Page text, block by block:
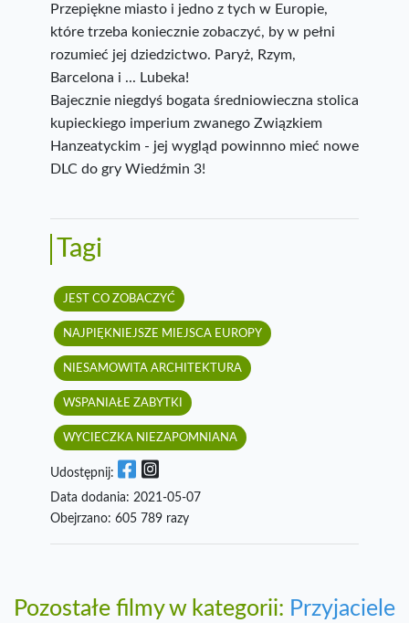
Przepiękne miasto i jedno z tych w Europie,
które trzeba koniecznie zobaczyć, by w pełni
rozumieć jej dziedzictwo. Paryż, Rzym,
Barcelona i ... Lubeka!
Bajecznie niegdyś bogata średniowieczna stolica
kupieckiego imperium zwanego Związkiem
Hanzeatyckim - jej wygląd powinnno mieć nowe
DLC do gry Wiedźmin 3!
Tagi
JEST CO ZOBACZYĆ
NAJPIĘKNIEJSZE MIEJSCA EUROPY
NIESAMOWITA ARCHITEKTURA
WSPANIAŁE ZABYTKI
WYCIECZKA NIEZAPOMNIANA
Udostępnij:
Data dodania: 2021-05-07
Obejrzano: 605 789 razy
Pozostałe filmy w kategorii: Przyjaciele